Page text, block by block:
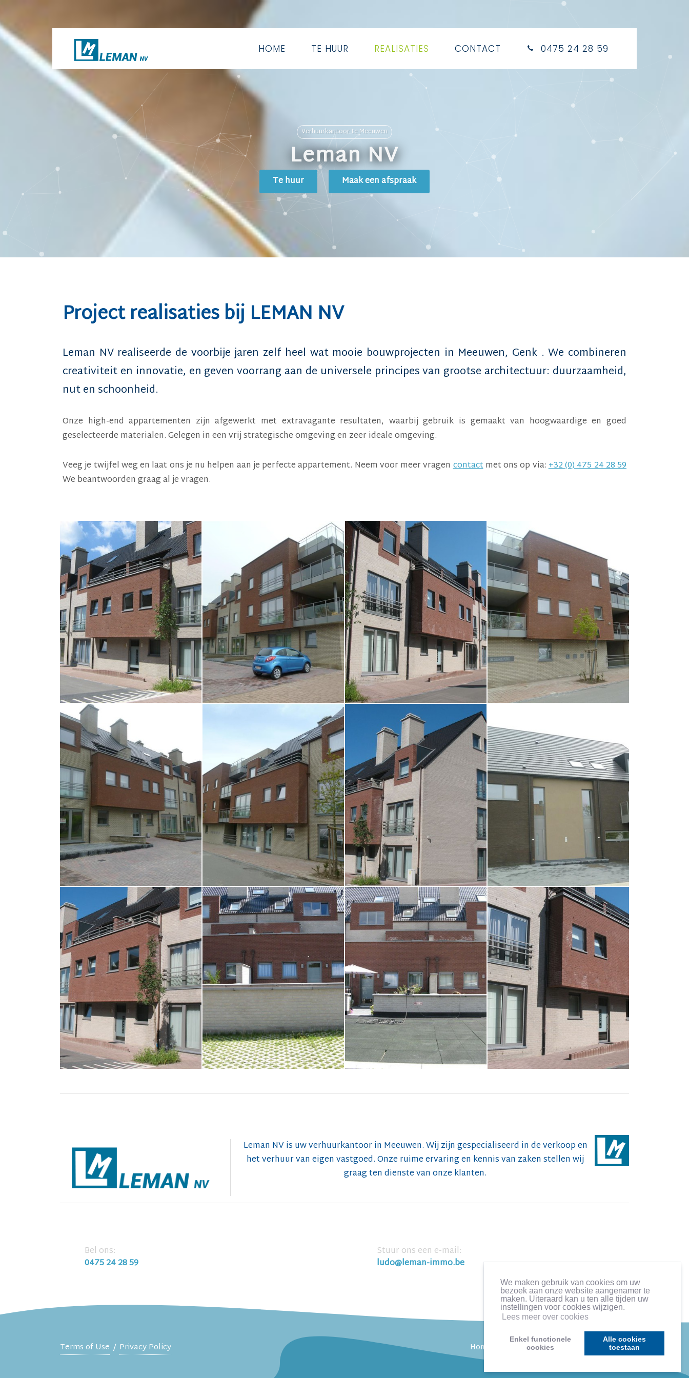
We maken gebruik van cookies om uw
bezoek aan onze website aangenamer te
maken. Uiteraard kan u ten alle tijden uw
instellingen voor cookies wijzigen.
Lees meer over cookies
Enkel functionele
cookies
Alle cookies
toestaan
HOME TE HUUR REALISATIES CONTACT 0475 24 28 59
Verhuurkantoor te Meeuwen
Leman NV
Te huur Maak een afspraak
Project realisaties bij LEMAN NV
Leman NVrealiseerde de voorbije jaren zelf heel wat mooie bouwprojecten in Meeuwen, Genk. We combineren
creativiteit en innovatie, en geven voorrang aan de universele principes van grootse architectuur: duurzaamheid,
nut en schoonheid.
Onze high-end appartementen zijn afgewerkt met extravagante resultaten, waarbij gebruik is gemaakt van hoogwaardige en goed
geselecteerde materialen. Gelegen in een vrij strategische omgeving en zeer ideale omgeving.
Veeg je twijfel weg en laat ons je nu helpen aan je perfecte appartement. Neem voor meer vragencontactmet ons op via:+32 (0) 475 24 28 59
We beantwoorden graag al je vragen.
Leman NV is uw verhuurkantoor in Meeuwen. Wij zijn gespecialiseerd in de verkoop en
het verhuur van eigen vastgoed. Onze ruime ervaring en kennis van zaken stellen wij
graag ten dienste van onze klanten.
Bel ons:
0475 24 28 59
Stuur ons een e-mail:
ludo@leman-immo.be
Terms of Use / Privacy Policy Home /Allerlei Contact